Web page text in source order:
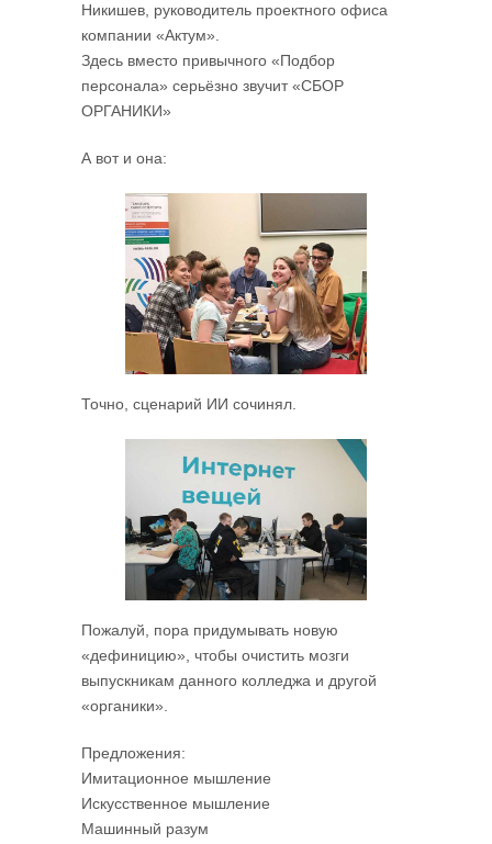
Никишев, руководитель проектного офиса
компании «Актум».
Здесь вместо привычного «Подбор
персонала» серьёзно звучит «СБОР
ОРГАНИКИ»
А вот и она:
Точно, сценарий ИИ сочинял.
Пожалуй, пора придумывать новую
«дефиницию», чтобы очистить мозги
выпускникам данного колледжа и другой
«органики».
Предложения:
Имитационное мышление
Искусственное мышление
Машинный разум